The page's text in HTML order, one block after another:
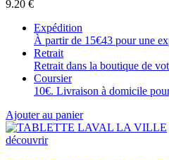
9.20 €
Expédition
À partir de 15€43 pour une
Retrait
Retrait dans la boutique de
Coursier
10€. Livraison à domicile
Ajouter au panier
découvrir